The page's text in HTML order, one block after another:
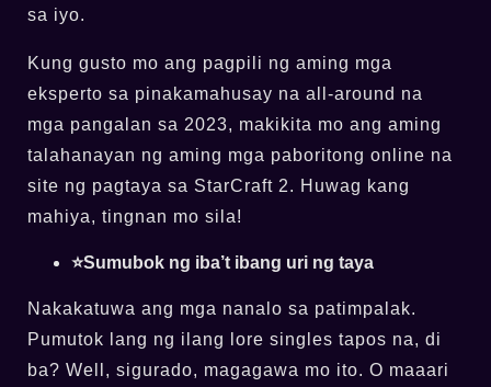
sa iyo.
Kung gusto mo ang pagpili ng aming mga
eksperto sa pinakamahusay na all-around na
mga pangalan sa 2023, makikita mo ang aming
talahanayan ng aming mga paboritong online na
site ng pagtaya sa StarCraft 2. Huwag kang
mahiya, tingnan mo sila!
⭐Sumubok ng iba’t ibang uri ng taya
Nakakatuwa ang mga nanalo sa patimpalak.
Pumutok lang ng ilang lore singles tapos na, di
ba? Well, sigurado, magagawa mo ito. O maaari